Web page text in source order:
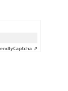
Captcha ⇗